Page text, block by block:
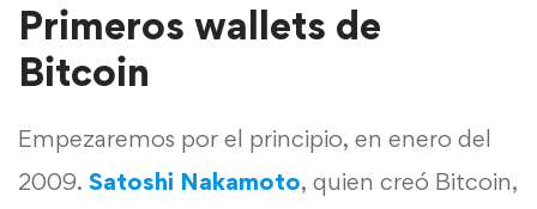
Primeros wallets de
Bitcoin
Empezaremos por el principio, en enero del
2009. Satoshi Nakamoto, quien creó Bitcoin,